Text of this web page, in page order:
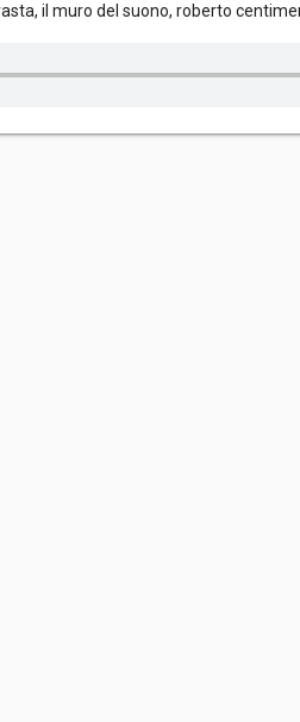
il muro del suono, roberto